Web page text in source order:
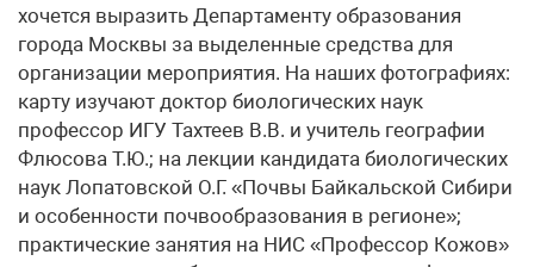
хочется выразить Департаменту образования
города Москвы за выделенные средства для
организации мероприятия. На наших фотографиях:
карту изучают доктор биологических наук
профессор ИГУ Тахтеев В.В. и учитель географии
Флюсова Т.Ю.; на лекции кандидата биологических
наук Лопатовской О.Г. «Почвы Байкальской Сибири
и особенности почвообразования в регионе»;
практические занятия на НИС «Профессор Кожов»